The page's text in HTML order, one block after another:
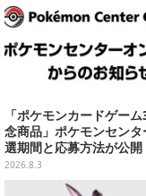
「ポケモンカードゲー
念商品」ポケモンセンタ
選期間と応募方法が公開
2026.8.3